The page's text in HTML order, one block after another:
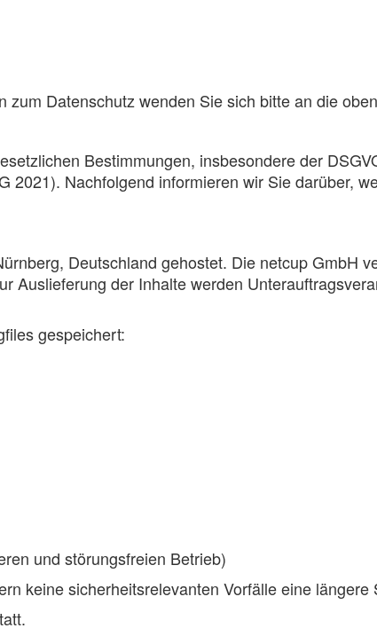
Datenschutz wenden Sie sich bitte an die
Bestimmungen, insbesondere der
Nachfolgend informieren wir Sie darüber,
Deutschland gehostet. Die netcup GmbH
der Inhalte werden
gespeichert:
und störungsfreien Betrieb)
keine sicherheitsrelevanten Vorfälle eine längere